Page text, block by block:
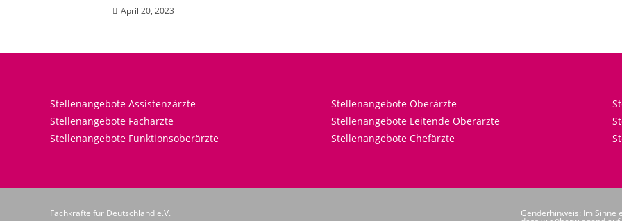
April 20, 2023
Stellenangebote Assistenzärzte
Stellenangebote Fachärzte
Stellenangebote Funktionsoberärzte
Stellenangebote Oberärzte
Stellenangebote Leitende Oberärzte
Stellenangebote Chefärzte
Genderhinweis: Im
Fachkräfte für Deutschland e.V.